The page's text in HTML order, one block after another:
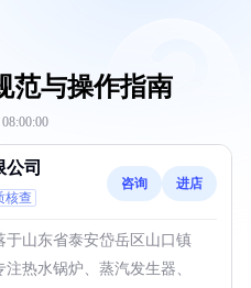
范与操作指南
司
核查
咨询 进店
山东省泰安岱岳区山口镇
热水锅炉、蒸汽发生器、